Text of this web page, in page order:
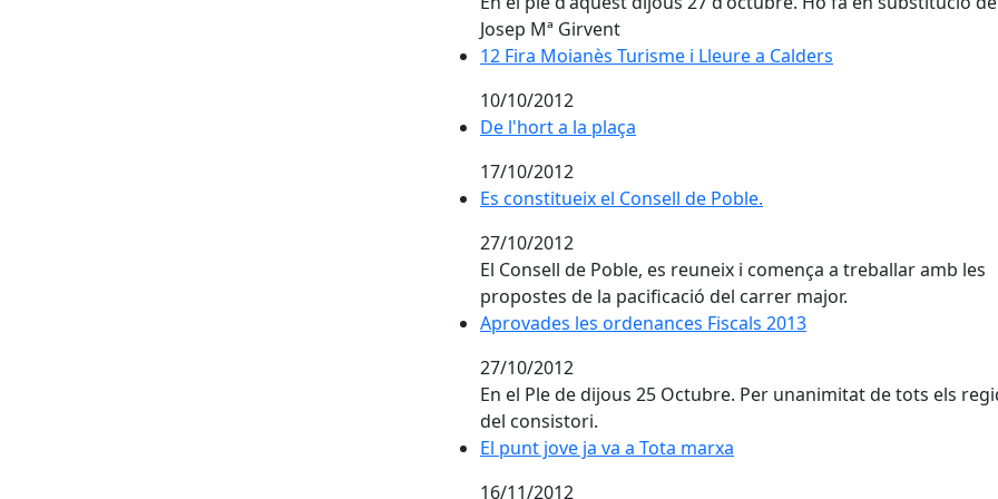
Josep Mª Girvent
12 Fira Moianès Turisme i Lleure a Calders
10/10/2012
De l'hort a la plaça
17/10/2012
Es constitueix el Consell de Poble.
27/10/2012
El Consell de Poble, es reuneix i comença a treballar amb les
propostes de la pacificació del carrer major.
Aprovades les ordenances Fiscals 2013
27/10/2012
En el Ple de dijous 25 Octubre. Per unanimitat de tots els
del consistori.
El punt jove ja va a Tota marxa
16/11/2012